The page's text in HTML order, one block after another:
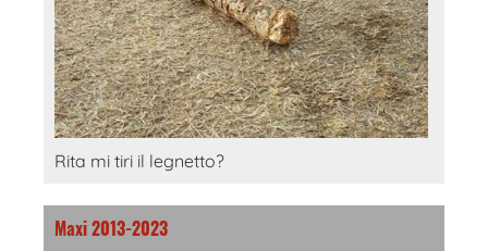
Rita mi tiri il legnetto?
Maxi 2013-2023